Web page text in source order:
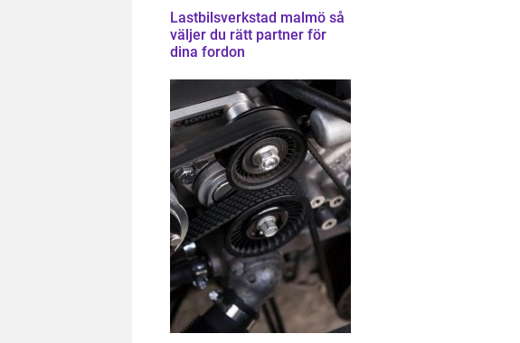
Lastbilsverkstad malmö så
väljer du rätt partner för
dina fordon